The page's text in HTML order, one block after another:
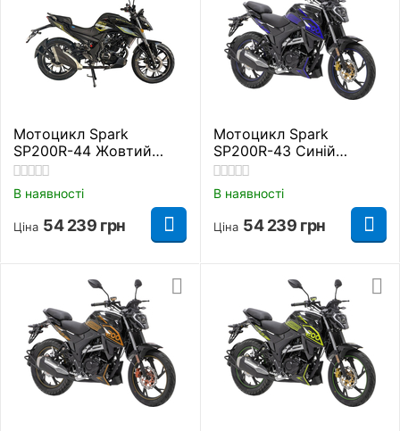
Мотоцикл Spark
SP200R-44 Жовтий
Дорожній
В наявності
Ціна 54 239 грн
Мотоцикл Spark
SP200R-43 Синій
Дорожній
В наявності
Ціна 54 239 грн